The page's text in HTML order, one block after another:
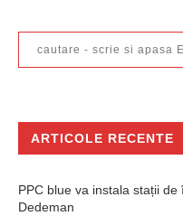
ARTICOLE RECENTE
PPC blue va instala stații
Dedeman